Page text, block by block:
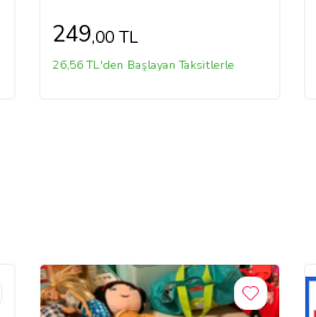
249,00 TL
26,56 TL'den Başlayan Taksitlerle